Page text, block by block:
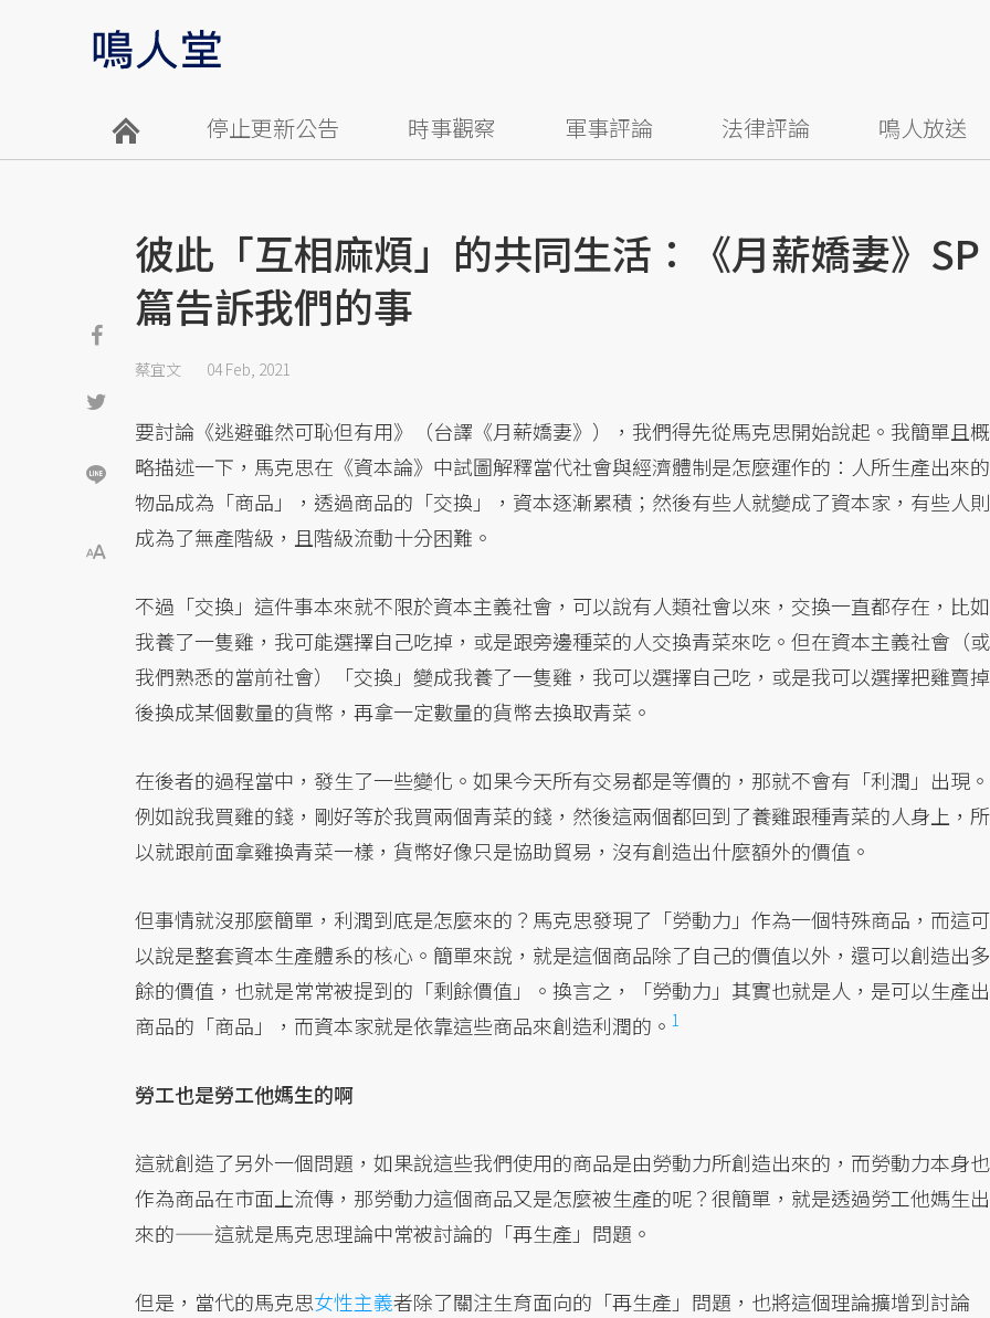
停止更新公告 時事觀察 軍事評論 法律評論 鳴人放送
彼此「互相麻煩」的共同生活：《月薪嬌妻》SP
篇告訴我們的事
蔡宜文 04 Feb, 2021
要討論《逃避雖然可恥但有用》（台譯《月薪嬌妻》），我們得先從馬克思開始說起。我簡單且概
略描述一下，馬克思在《資本論》中試圖解釋當代社會與經濟體制是怎麼運作的：人所生產出來的
物品成為「商品」，透過商品的「交換」，資本逐漸累積；然後有些人就變成了資本家，有些人則
成為了無產階級，且階級流動十分困難。
不過「交換」這件事本來就不限於資本主義社會，可以說有人類社會以來，交換一直都存在，比如
我養了一隻雞，我可能選擇自己吃掉，或是跟旁邊種菜的人交換青菜來吃。但在資本主義社會（或
我們熟悉的當前社會）「交換」變成我養了一隻雞，我可以選擇自己吃，或是我可以選擇把雞賣掉
後換成某個數量的貨幣，再拿一定數量的貨幣去換取青菜。
在後者的過程當中，發生了一些變化。如果今天所有交易都是等價的，那就不會有「利潤」出現。
例如說我買雞的錢，剛好等於我買兩個青菜的錢，然後這兩個都回到了養雞跟種青菜的人身上，所
以就跟前面拿雞換青菜一樣，貨幣好像只是協助貿易，沒有創造出什麼額外的價值。
但事情就沒那麼簡單，利潤到底是怎麼來的？馬克思發現了「勞動力」作為一個特殊商品，而這可
以說是整套資本生產體系的核心。簡單來說，就是這個商品除了自己的價值以外，還可以創造出多
餘的價值，也就是常常被提到的「剩餘價值」。換言之，「勞動力」其實也就是人，是可以生產出
商品的「商品」，而資本家就是依靠這些商品來創造利潤的。 1
勞工也是勞工他媽生的啊
這就創造了另外一個問題，如果說這些我們使用的商品是由勞動力所創造出來的，而勞動力本身也
作為商品在市面上流傳，那勞動力這個商品又是怎麼被生產的呢？很簡單，就是透過勞工他媽生出
來的——這就是馬克思理論中常被討論的「再生產」問題。
但是，當代的馬克思女性主義者除了關注生育面向的「再生產」問題，也將這個理論擴增到討論